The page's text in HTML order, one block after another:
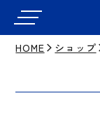
HOME ショップ